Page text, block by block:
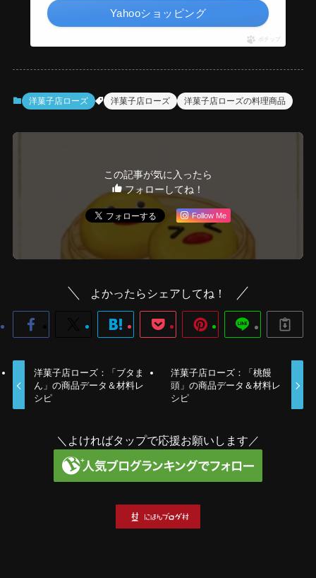
Yahooショッピング
ポチップ
洋菓子店ローズ 洋菓子店ローズ 洋菓子店ローズの料理商品
この記事が気に入ったら
フォローしてね！
Follow Me
よかったらシェアしてね！
洋菓子店ローズ：「ブタま
ん」の商品データ＆材料レ
シピ
洋菓子店ローズ：「桃饅
頭」の商品データ＆材料レ
シピ
＼よければタップで応援お願いします／